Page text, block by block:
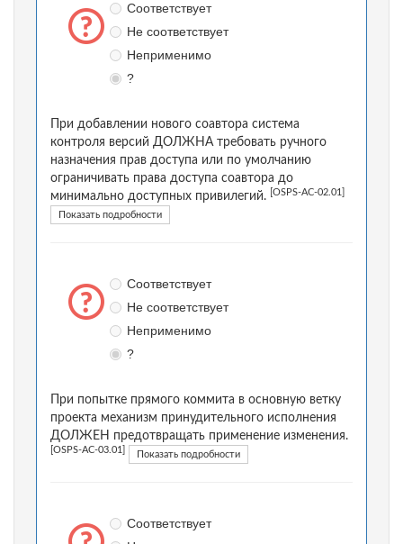
Соответствует
Не соответствует
Неприменимо
?
При добавлении нового соавтора система
контроля версий ДОЛЖНА требовать ручного
назначения прав доступа или по умолчанию
ограничивать права доступа соавтора до
минимально доступных привилегий.
[OSPS-AC-02.01]
Показать подробности
Соответствует
Не соответствует
Неприменимо
?
При попытке прямого коммита в основную ветку
проекта механизм принудительного исполнения
ДОЛЖЕН предотвращать применение изменения.
[OSPS-AC-03.01] Показать подробности
Соответствует